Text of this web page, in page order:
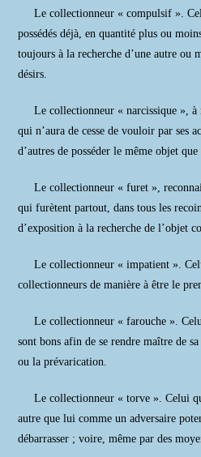
Le collectionneur « compulsif ».
possédés déjà, en quantité plus ou
toujours à la recherche d’une autre ou
désirs.
Le collectionneur « narcissique », à
qui n’aura de cesse de vouloir par ses
d’autres de posséder le même objet que
Le collectionneur « furet »,
qui furètent partout, dans tous les
d’exposition à la recherche de l’objet
Le collectionneur « impatient ».
collectionneurs de manière à être le
Le collectionneur « farouche ».
sont bons afin de se rendre maître de
ou la prévarication.
Le collectionneur « torve ». Celui
autre que lui comme un adversaire
débarrasser ; voire, même par des